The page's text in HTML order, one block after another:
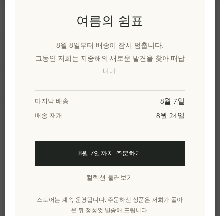
정보
내 계정
여름의 쉼표
8월 8일부터 배송이 잠시 멈춥니다.
그동안 저희는 지중해의 새로운 발견을 찾아 떠납
니다.
마지막 배송 8월 7일
배송 재개 8월 24일
8월 7일까지 주문하기
컬렉션 둘러보기
스토어는 계속 운영됩니다. 주문하신 상품은 저희가 돌아
온 뒤 정성껏 발송해 드립니다.